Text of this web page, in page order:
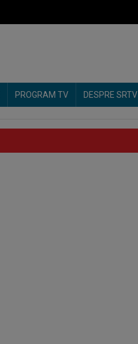
PROGRAM TV DESPRE SRTV